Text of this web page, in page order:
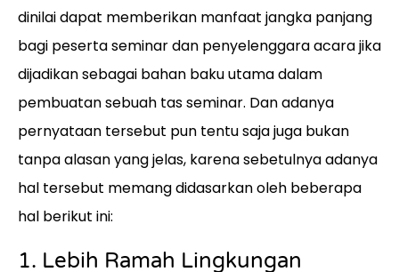
dinilai dapat memberikan manfaat jangka panjang
bagi peserta seminar dan penyelenggara acara jika
dijadikan sebagai bahan baku utama dalam
pembuatan sebuah tas seminar. Dan adanya
pernyataan tersebut pun tentu saja juga bukan
tanpa alasan yang jelas, karena sebetulnya adanya
hal tersebut memang didasarkan oleh beberapa
hal berikut ini:
1. Lebih Ramah Lingkungan